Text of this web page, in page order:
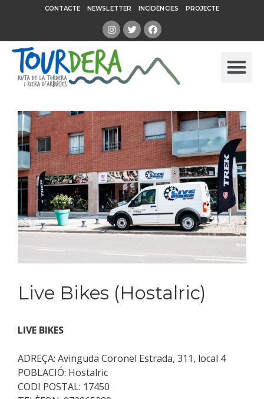
CONTACTE NEWSLETTER INCIDÈNCIES PROJECTE
Live Bikes (Hostalric)
LIVE BIKES
ADREÇA: Avinguda Coronel Estrada, 311, local 4
POBLACIÓ: Hostalric
CODI POSTAL: 17450